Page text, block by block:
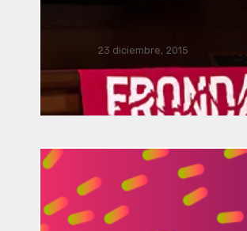
FRONDA Parque Hidalgo 158.. . .
23 diciembre, 2015